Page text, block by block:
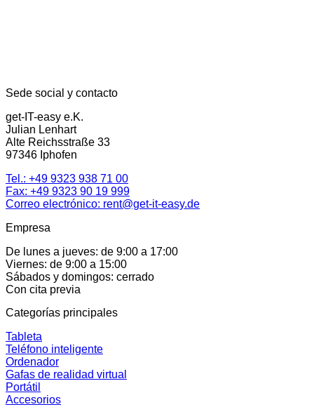
Sede social y contacto
get-IT-easy e.K.
Julian Lenhart
Alte Reichsstraße 33
97346 Iphofen
Tel.: +49 9323 938 71 00
Fax: +49 9323 90 19 999
Correo electrónico: rent@get-it-easy.de
Empresa
De lunes a jueves: de 9:00 a 17:00
Viernes: de 9:00 a 15:00
Sábados y domingos: cerrado
Con cita previa
Categorías principales
Tableta
Teléfono inteligente
Ordenador
Gafas de realidad virtual
Portátil
Accesorios